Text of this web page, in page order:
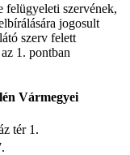
felügyeleti szervének,
jogosult
szerv felett
1. pontban
Vármegyei
tér 1.